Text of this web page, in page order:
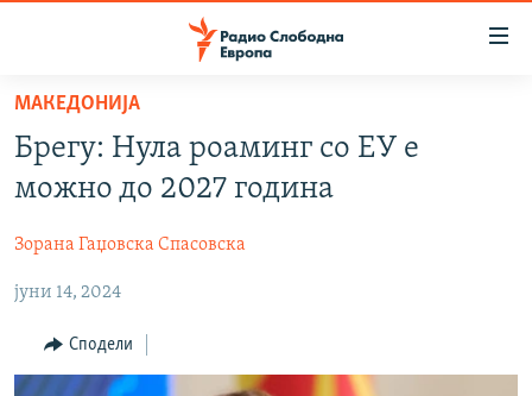
Оди
содржината
Оди
главната
Премини
СВЕТ
ВЕСТИ
ШТО ТРЕБА ДА ЗНАЕТЕ
ПРИЈАВИ СЕ ЗА ЊУЗЛЕТЕР
ПОДКАСТ ЗОШТО?
МАКЕДОНИЈА
Брегу: Нула роаминг со ЕУ е
можно до 2027 година
Зорана Гаџовска Спасовска
јуни 14, 2024
Сподели